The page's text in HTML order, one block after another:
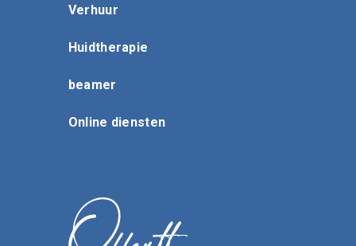
Verhuur
Huidtherapie
beamer
Online diensten